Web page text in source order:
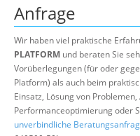
Über uns
Suche
Anfrage
Wir haben viel praktische
PLATFORM und beraten Sie
Vorüberlegungen (für oder
Platform) als auch beim
Einsatz, Lösung von
Performanceoptimierung oder
unverbindliche